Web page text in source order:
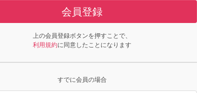
会員登録
上の会員登録ボタンを押すことで、
利用規約に同意したことになります
すでに会員の場合